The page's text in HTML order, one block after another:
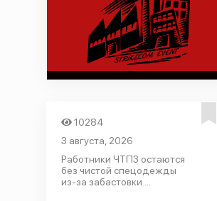
10284
3 августа, 2026
Работники ЧТПЗ остаются
без чистой спецодежды
из-за забастовки ...